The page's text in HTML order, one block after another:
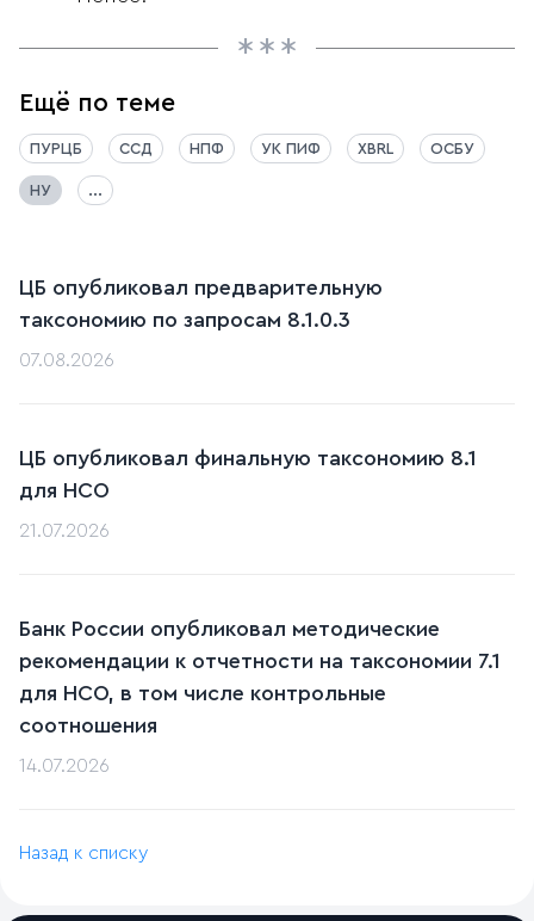
Ещё по теме
ПУРЦБ ССД НПФ УК ПИФ XBRL ОСБУ
НУ ...
ЦБ опубликовал предварительную
таксономию по запросам 8.1.0.3
07.08.2026
ЦБ опубликовал финальную таксономию 8.1
для НСО
21.07.2026
Банк России опубликовал методические
рекомендации к отчетности на таксономии 7.1
для НСО, в том числе контрольные
соотношения
14.07.2026
Назад к списку